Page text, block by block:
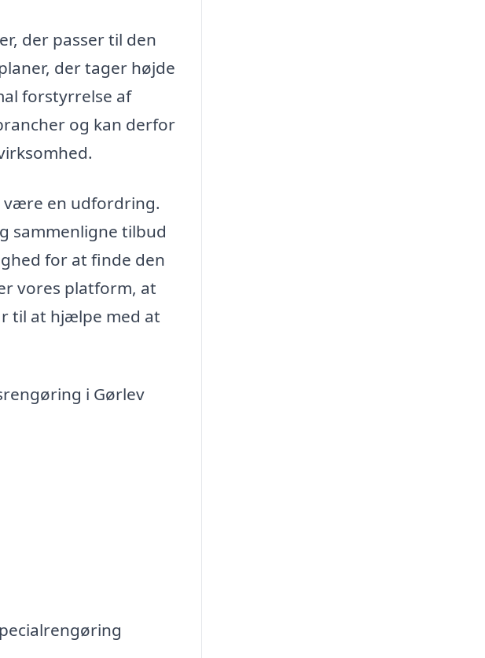
der passer til den
der tager højde
forstyrrelse af
og kan derfor
være en udfordring.
sammenligne tilbud
for at finde den
vores platform, at
til at hjælpe med at
i Gørlev